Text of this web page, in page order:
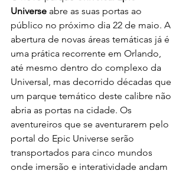
Universe abre as suas portas ao
público no próximo dia 22 de maio. A
abertura de novas áreas temáticas já é
uma prática recorrente em Orlando,
até mesmo dentro do complexo da
Universal, mas decorrido décadas que
um parque temático deste calibre não
abria as portas na cidade. Os
aventureiros que se aventurarem pelo
portal do Epic Universe serão
transportados para cinco mundos
onde imersão e interatividade andam